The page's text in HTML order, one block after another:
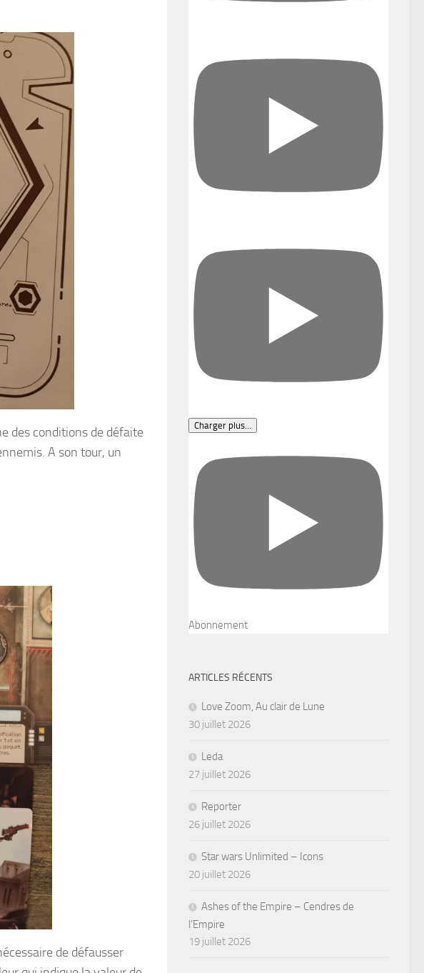
des conditions de défaite
A son tour, un
de défausser
Charger plus…
Abonnement
ARTICLES RÉCENTS
Love Zoom, Au clair de Lune
30 juillet 2026
Leda
27 juillet 2026
Reporter
26 juillet 2026
Star wars Unlimited – Icons
20 juillet 2026
Ashes of the Empire – Cendres de
l’Empire
19 juillet 2026